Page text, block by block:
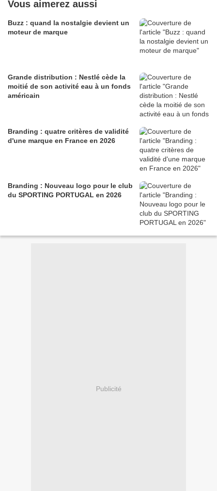
Vous aimerez aussi
Buzz : quand la nostalgie devient un
moteur de marque
Grande distribution : Nestlé cède la
moitié de son activité eau à un fonds
américain
Branding : quatre critères de validité
d'une marque en France en 2026
Branding : Nouveau logo pour le club
du SPORTING PORTUGAL en 2026
Publicité